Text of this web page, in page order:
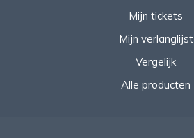
Mijn tickets
Mijn verlanglijst
Vergelijk
Alle producten